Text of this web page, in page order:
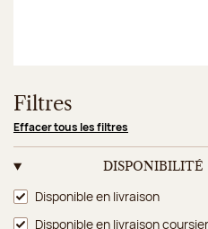
Filtres
Effacer tous les filtres
DISPONIBILITÉ
Disponibilité
Disponible en livraison
Disponible en livraison coursier